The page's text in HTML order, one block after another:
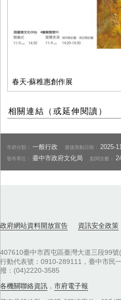
春天-蘇稚惠創作展
相關連結（或延伸閱讀）
市府分類：一般行政 最後異動日期：2025-
發布單位：臺中市政府文化局 點閱次數：
政府網站資料開放宣告 資訊安全政策
407610臺中市西屯區臺灣大道三段99號(
行動代表號：0910-289111，臺中市民
撥：(04)2220-3585
各機關聯絡資訊 ， 市府電子報